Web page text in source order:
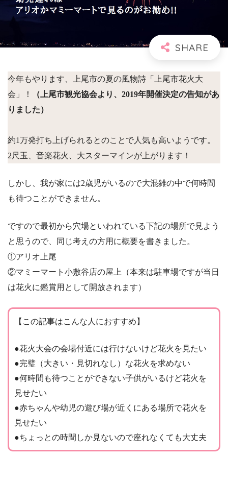
今年もやります、上尾市の夏の風物詩「上尾市花火大
会」！
（上尾市観光協会より、2019年開催決定の告知があ
りました）
約1万発打ち上げられるとのことで人気も高いようです。
2尺玉、音楽花火、大スターマインが上がります！
しかし、我が家には2歳児がいるので大混雑の中で何時間
も待つことができません。
ですので最初から穴場といわれている下記の場所で見よう
と思うので、同じ考えの方用に概要を書きました。
①アリオ上尾
②マミーマート小敷谷店の屋上（本来は駐車場ですが当日
は花火に鑑賞用として開放されます）
【この記事はこんな人におすすめ】
●花火大会の会場付近には行けないけど花火を見たい
●完璧（大きい・見切れなし）な花火を求めない
●何時間も待つことができない子供がいるけど花火を
見せたい
●赤ちゃんや幼児の遊び場が近くにある場所で花火を
見せたい
●ちょっとの時間しか見ないので座れなくても大丈夫